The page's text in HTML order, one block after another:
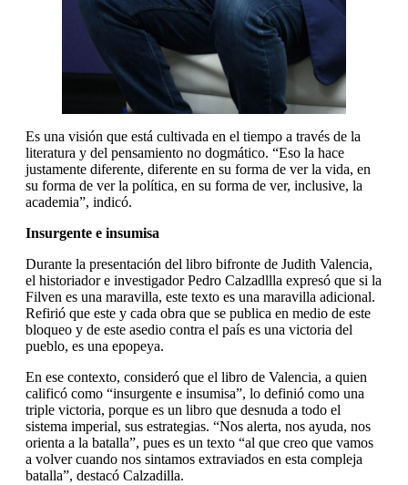
Es una visión que está cultivada en el tiempo a través de la
literatura y del pensamiento no dogmático. “Eso la hace
justamente diferente, diferente en su forma de ver la vida, en
su forma de ver la política, en su forma de ver, inclusive, la
academia”, indicó.
Insurgente e insumisa
Durante la presentación del libro bifronte de Judith Valencia,
el historiador e investigador Pedro Calzadllla expresó que si la
Filven es una maravilla, este texto es una maravilla adicional.
Refirió que este y cada obra que se publica en medio de este
bloqueo y de este asedio contra el país es una victoria del
pueblo, es una epopeya.
En ese contexto, consideró que el libro de Valencia, a quien
calificó como “insurgente e insumisa”, lo definió como una
triple victoria, porque es un libro que desnuda a todo el
sistema imperial, sus estrategias. “Nos alerta, nos ayuda, nos
orienta a la batalla”, pues es un texto “al que creo que vamos
a volver cuando nos sintamos extraviados en esta compleja
batalla”, destacó Calzadilla.